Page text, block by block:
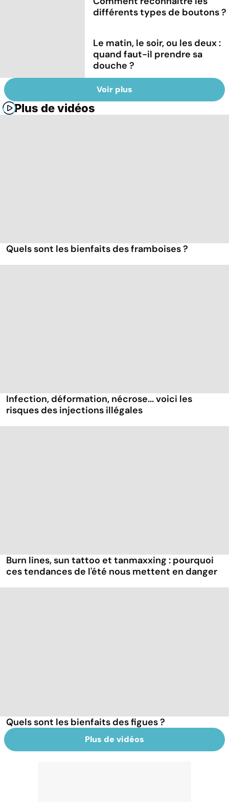
différents types de boutons ?
Le matin, le soir, ou les deux :
quand faut-il prendre sa
douche ?
Voir plus
Plus de vidéos
Quels sont les bienfaits des framboises ?
Infection, déformation, nécrose... voici les
risques des injections illégales
Burn lines, sun tattoo et tanmaxxing : pourquoi
ces tendances de l'été nous mettent en danger
Quels sont les bienfaits des figues ?
Plus de vidéos